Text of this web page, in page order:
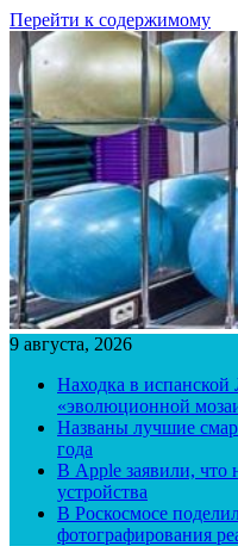
Перейти к содержимому
9 августа, 2026
Находка в
«эволюционной
Названы лучшие
года
В Apple заявили, что
устройства
В Роскосмосе
фотографирования